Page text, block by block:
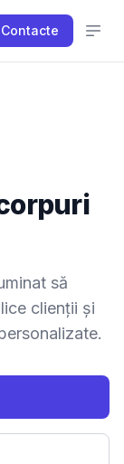
Contacte
să
clienții și